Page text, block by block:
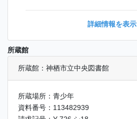
詳細情報を表示
所蔵館
所蔵館：神栖市立中央図書館
所蔵場所：青少年
資料番号：113482939